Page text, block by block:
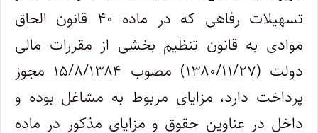
تسهیلات رفاهی که در ماده ۴۰ قانون الحاق
موادی به قانون تنظیم بخشی از مقررات مالی
دولت (۱۳۸۰/۱۱/۲۷) مصوب ۱۵/۸/۱۳۸۴ مجوز
پرداخت دارد، مزایای مربوط به مشاغل بوده و
داخل در عناوین حقوق و مزایای مذکور در ماده